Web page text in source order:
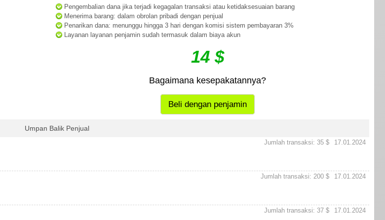
Pengembalian dana jika terjadi kegagalan transaksi atau ketidaksesuaian barang
Menerima barang: dalam obrolan pribadi dengan penjual
Penarikan dana: menunggu hingga 3 hari dengan komisi sistem pembayaran 3%
Layanan layanan penjamin sudah termasuk dalam biaya akun
14 $
Bagaimana kesepakatannya?
Beli dengan penjamin
Umpan Balik Penjual
17.01.2024
Jumlah transaksi: 35 $
17.01.2024
Jumlah transaksi: 200 $
17.01.2024
Jumlah transaksi: 37 $